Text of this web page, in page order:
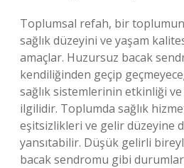
Toplumsal refah, bir
sağlık düzeyini ve yaşam
amaçlar. Huzursuz bacak
kendiliğinden geçip
sağlık sistemlerinin etkinliği
ilgilidir. Toplumda sağlık
eşitsizlikleri ve gelir düzeyine
yansıtabilir. Düşük gelirli
bacak sendromu gibi